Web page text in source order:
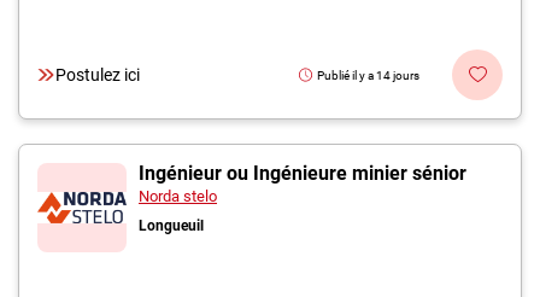
Postulez ici Publié il y a 14 jours
Ingénieur ou Ingénieure minier sénior
Norda stelo
Longueuil